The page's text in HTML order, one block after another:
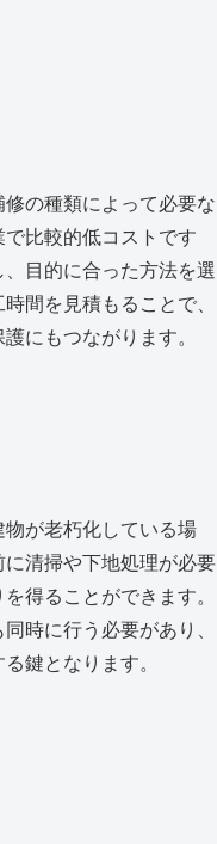
の種類によって必要な
比較的低コストです
目的に合った方法を選
間を見積もることで、
にもつながります。
が老朽化している場
清掃や下地処理が必要
得ることができます。
時に行う必要があり、
鍵となります。